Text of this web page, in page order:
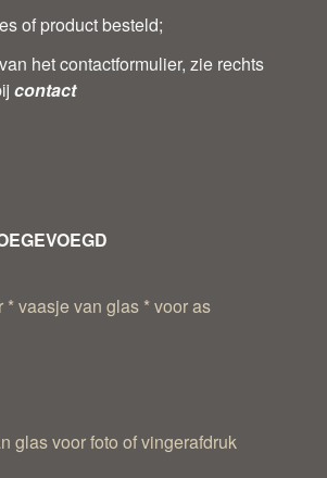
of product besteld;
het contactformulier, zie rechts
contact
* vaasje van glas * voor as
glas voor foto of vingerafdruk